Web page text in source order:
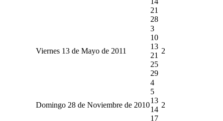
21
28
Viernes 13 de Mayo de 2011
3
10
13
21
25
29
2
Domingo 28 de Noviembre de 2010
4
5
13
14
17
2